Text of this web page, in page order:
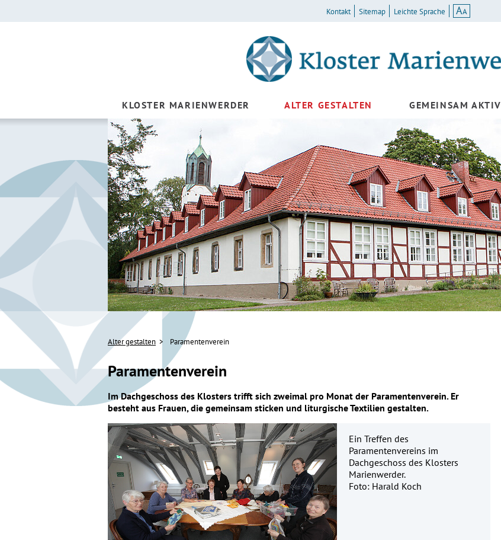
Kontakt Sitemap Leichte Sprache AA
KLOSTER MARIENWERDER ALTER GESTALTEN GEMEINSAM AKTIV
Alter gestalten Paramentenverein
Paramentenverein
Im Dachgeschoss des Klosters trifft sich zweimal pro Monat der Paramentenverein. Er
besteht aus Frauen, die gemeinsam sticken und liturgische Textilien gestalten.
Ein Treffen des
Paramentenvereins im
Dachgeschoss des Klosters
Marienwerder.
Foto: Harald Koch